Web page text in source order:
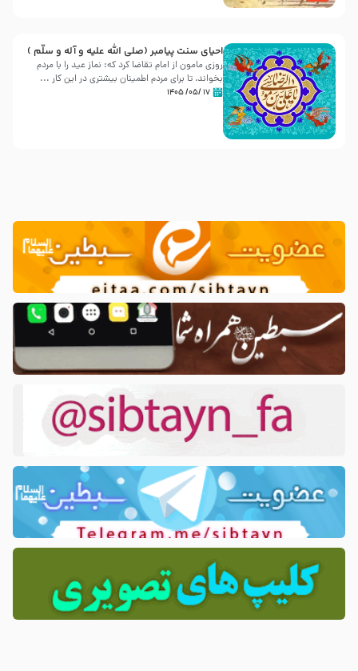
احیای سنت پیامبر (صلی الله علیه و آله و سلّم )
روزی مامون از امام تقاضا کرد که: نماز عید را با مردم
بخواند، تا برای مردم اطمینان بیشتری در این کار ...
۱۷ /۰۵/ ۱۴۰۵